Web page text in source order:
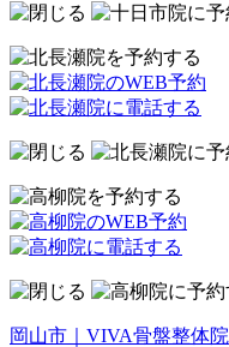
岡山市｜VIVA骨盤整体院